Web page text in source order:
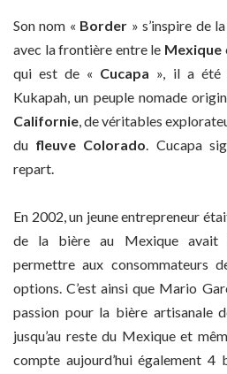
Son nom « Border » s’inspire de
avec la frontière entre le Mexique
qui est de « Cucapa », il a été
Kukapah, un peuple nomade
Californie , de véritables
du fleuve Colorado . Cucapa
repart.
En 2002, un jeune entrepreneur
de la bière au Mexique avait
permettre aux consommateurs
options. C’est ainsi que Mario
passion pour la bière artisanale
jusqu’au reste du Mexique et
compte aujourd’hui également 4